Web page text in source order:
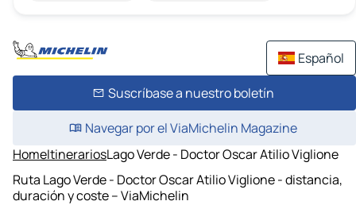
Español
Suscríbase a nuestro boletín
Navegar por el ViaMichelin Magazine
HomeItinerariosLago Verde - Doctor Oscar Atilio Viglione
Ruta Lago Verde - Doctor Oscar Atilio Viglione - distancia,
duración y coste – ViaMichelin